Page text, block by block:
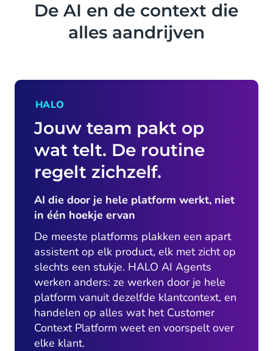
De AI en de context die
alles aandrijven
HALO
Jouw team pakt op
wat telt. De routine
regelt zichzelf.
AI die door je hele platform werkt, niet
in één hoekje ervan
De meeste platforms plakken een apart
assistent op elk product, elk met zicht op
slechts een stukje. HALO AI Agents
werken anders: ze werken door je hele
platform vanuit dezelfde klantcontext, en
handelen op alles wat het Customer
Context Platform weet en voorspelt over
elke klant.